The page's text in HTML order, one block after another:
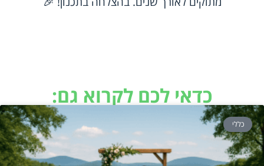
כדאי לכם לקרוא גם:
כללי